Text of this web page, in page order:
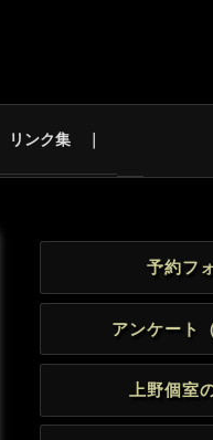
リンク集
予約フ
アンケート
上野個室